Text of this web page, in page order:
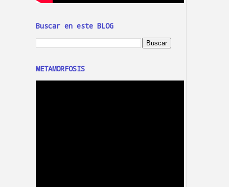
Buscar en este BLOG
METAMORFOSIS